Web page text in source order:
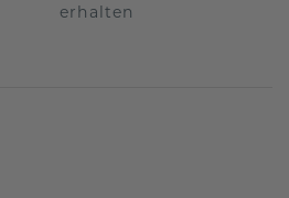
erhalten